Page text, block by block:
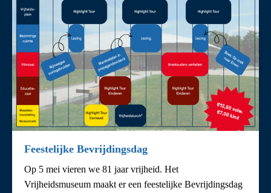
Feestelijke Bevrijdingsdag
Op 5 mei vieren we 81 jaar vrijheid. Het
Vrijheidsmuseum maakt er een feestelijke Bevrijdingsdag